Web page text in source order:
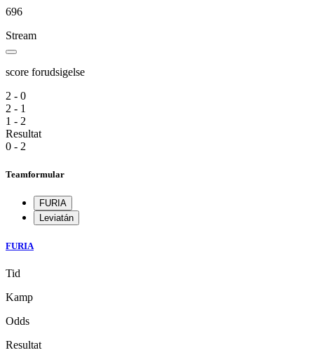
696
Stream
score forudsigelse
2 - 0
2 - 1
1 - 2
Resultat
0 - 2
Teamformular
FURIA
Leviatán
FURIA
Tid
Kamp
Odds
Resultat